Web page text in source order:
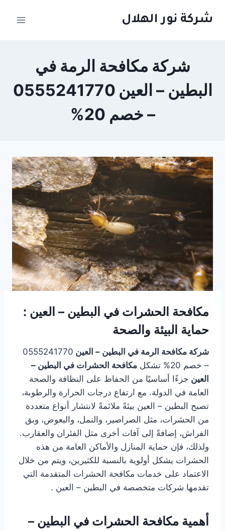
شركة نور الهلال
شركة مكافحة الرمة في
البطين – العين 0555241770
– خصم 20%
مكافحة الحشرات في البطين – العين :
حماية البيئة والصحة
شركة مكافحة الرمة في البطين – العين 0555241770
– خصم 20% تشكل
مكافحة الحشرات في البطين –
العين جزءًا أساسيًا من الحفاظ على النظافة والصحة
العامة في الدولة. مع ارتفاع درجات الحرارة والرطوبة،
تصبح البطين – العين بيئةً ملائمةً لانتشار أنواع متعددة
من الحشرات، مثل الصراصير، والنمل، والبعوض، وبق
الفراش، إضافةً إلى آفات أخرى مثل الفئران والعقارب.
ولذلك، فإن حماية المنازل والأماكن العامة من هذه
الحشرات يشكل أولوية بالنسبة للكثيرين، ويتم من خلال
الاعتماد على خدمات مكافحة الحشرات المتقدمة التي
تقدمها شركات متخصصة في البطين – العين .
أهمية مكافحة الحشرات في البطين –